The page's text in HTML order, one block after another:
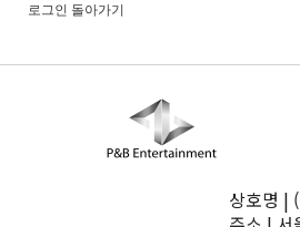
로그인 돌아가기
상호명 |